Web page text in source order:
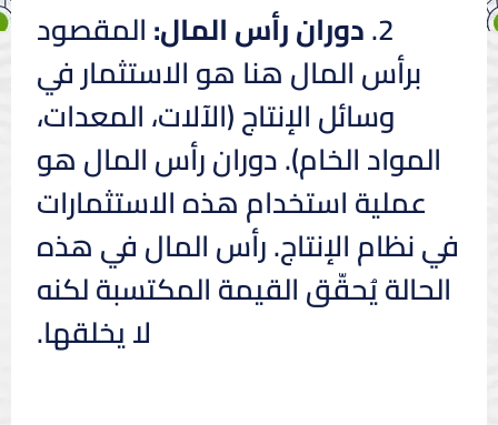
دوران رأس المال:المقصود
برأس المال هنا هو الاستثمار في
وسائل الإنتاج (الآلات، المعدات،
المواد الخام). دوران رأس المال هو
عملية استخدام هذه الاستثمارات
في نظام الإنتاج. رأس المال في هذه
الحالة يُحقّق القيمة المكتسبة لكنه
لا يخلقها.